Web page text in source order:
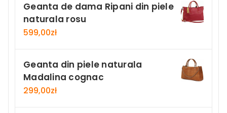
Geanta de dama Ripani din piele
naturala rosu
599,00zł
Geanta din piele naturala
Madalina cognac
299,00zł